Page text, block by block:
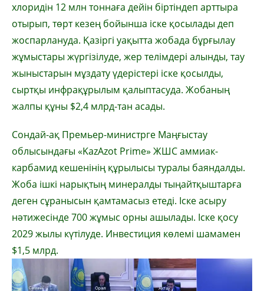
хлоридін 12 млн тоннаға дейін біртіндеп арттыра
отырып, төрт кезең бойынша іске қосылады деп
жоспарлануда. Қазіргі уақытта жобада бұрғылау
жұмыстары жүргізілуде, жер телімдері алынды, тау
жыныстарын мұздату үдерістері іске қосылды,
сыртқы инфрақұрылым қалыптасуда. Жобаның
жалпы құны $2,4 млрд-тан асады.
Сондай-ақ Премьер-министрге Маңғыстау
облысындағы «KazAzot Prime» ЖШС аммиак-
карбамид кешенінің құрылысы туралы баяндалды.
Жоба ішкі нарықтың минералды тыңайтқыштарға
деген сұранысын қамтамасыз етеді. Іске асыру
нәтижесінде 700 жұмыс орны ашылады. Іске қосу
2029 жылы күтілуде. Инвестиция көлемі шамамен
$1,5 млрд.